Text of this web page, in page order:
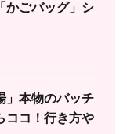
かごバッグ」シ
」本物のバッチ
ココ！行き方や